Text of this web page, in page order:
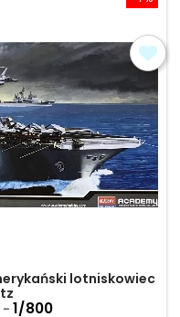
lotniskowiec
- 1/800